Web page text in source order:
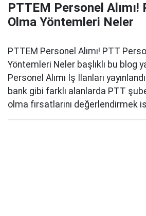
PTTEM Personel
Olma Yöntemleri Neler
PTTEM Personel Alımı! PTT
Yöntemleri Neler başlıklı bu blog
Personel Alımı İş İlanları
bank gibi farklı alanlarda PTT
olma fırsatlarını değerlendirmek